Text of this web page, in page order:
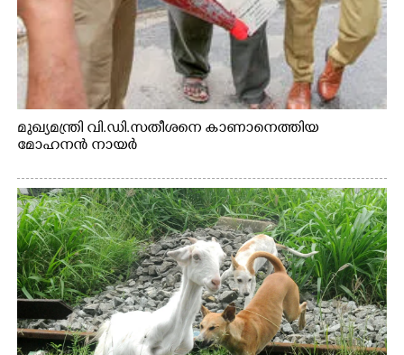
മുഖ്യമന്ത്രി വി.ഡി.സതീശനെ കാണാനെത്തിയ
മോഹനൻ നായർ